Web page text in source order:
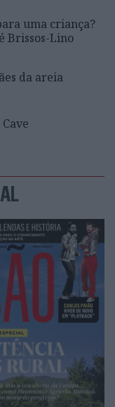
uma criança?
Brissos-Lino
da areia